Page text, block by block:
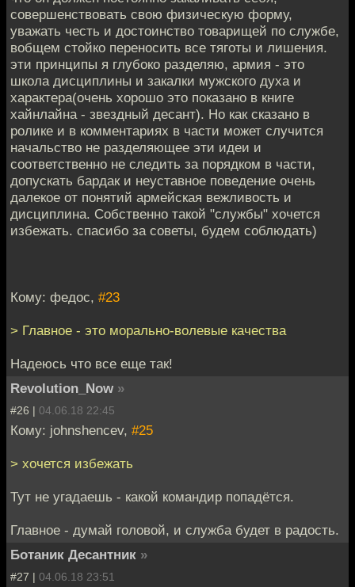
совершенствовать свою физическую форму,
уважать честь и достоинство товарищей по службе,
вобщем стойко переносить все тяготы и лишения.
эти принципы я глубоко разделяю, армия - это
школа дисциплины и закалки мужского духа и
характера(очень хорошо это показано в книге
хайнлайна - звездный десант). Но как сказано в
ролике и в комментариях в части может случится
начальство не разделяющее эти идеи и
соответственно не следить за порядком в части,
допускать бардак и неуставное поведение очень
далекое от понятий армейская вежливость и
дисциплина. Собственно такой "службы" хочется
избежать. спасибо за советы, будем соблюдать)
Кому: федос, #23
> Главное - это морально-волевые качества
Надеюсь что все еще так!
Revolution_Now »
#26 | 04.06.18 22:45
Кому: johnshencev, #25
> хочется избежать
Тут не угадаешь - какой командир попадётся.
Главное - думай головой, и служба будет в радость.
Ботаник Десантник »
#27 | 04.06.18 23:51